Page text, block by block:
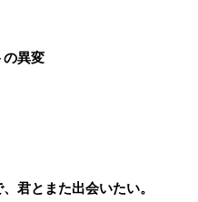
の異変
君とまた出会いたい。